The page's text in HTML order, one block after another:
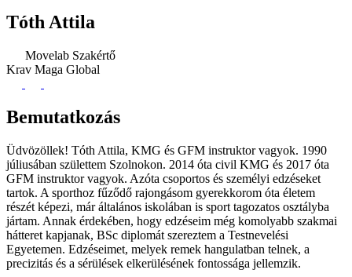
Tóth Attila
Movelab Szakértő
Krav Maga Global
Bemutatkozás
Üdvözöllek! Tóth Attila, KMG és GFM instruktor vagyok. 1990
júliusában születtem Szolnokon. 2014 óta civil KMG és 2017 óta
GFM instruktor vagyok. Azóta csoportos és személyi edzéseket
tartok. A sporthoz fűződő rajongásom gyerekkorom óta életem
részét képezi, már általános iskolában is sport tagozatos osztályba
jártam. Annak érdekében, hogy edzéseim még komolyabb szakmai
hátteret kapjanak, BSc diplomát szereztem a Testnevelési
Egyetemen. Edzéseimet, melyek remek hangulatban telnek, a
precizitás és a sérülések elkerülésének fontossága jellemzik.